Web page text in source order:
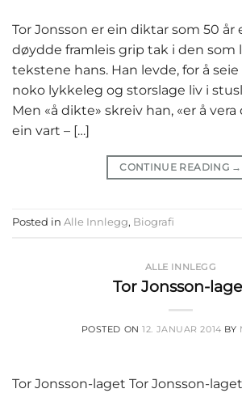
Tor Jonsson er ein diktar som 50 år
døydde framleis grip tak i den som
tekstene hans. Han levde, for å
noko lykkeleg og storslage liv i
Men «å dikte» skreiv han, «er å
ein vart – […]
CONTINUE READING →
Posted in Alle Innlegg, Biografi
ALLE INNLEGG
Tor Jonsson-
POSTED ON12. JANUAR 2014 BY
Tor Jonsson-laget Tor Jonsson-